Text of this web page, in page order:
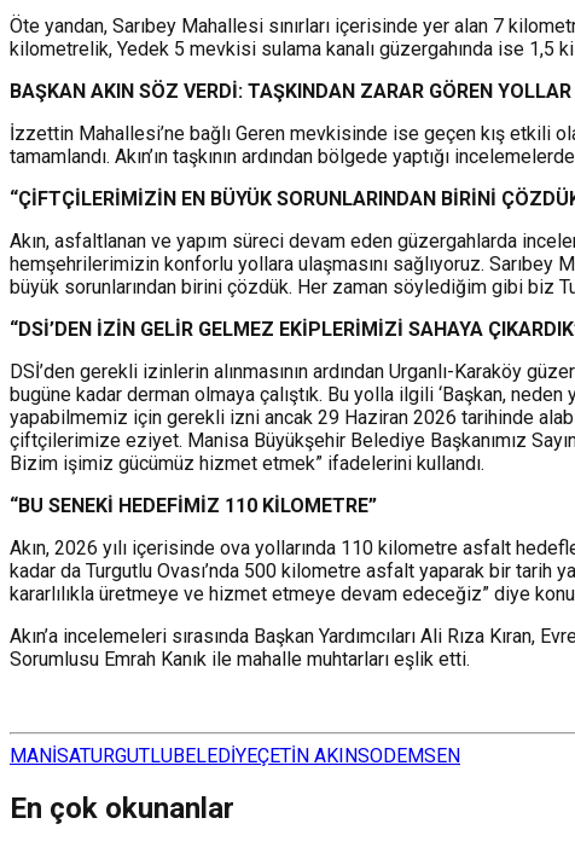
Öte yandan, Sarıbey Mahallesi sınırları içerisinde yer alan 7
kilometrelik, Yedek 5 mevkisi sulama kanalı güzergahında ise 1,5
BAŞKAN AKIN SÖZ VERDİ: TAŞKINDAN ZARAR GÖREN
İzzettin Mahallesi’ne bağlı Geren mevkisinde ise geçen kış etkili
tamamlandı. Akın’ın taşkının ardından bölgede yaptığı
“ÇİFTÇİLERİMİZİN EN BÜYÜK SORUNLARINDAN BİRİNİ
Akın, asfaltlanan ve yapım süreci devam eden güzergahlarda
hemşehrilerimizin konforlu yollara ulaşmasını sağlıyoruz.
büyük sorunlarından birini çözdük. Her zaman söylediğim gibi biz
“DSİ’DEN İZİN GELİR GELMEZ EKİPLERİMİZİ SAHAYA
DSİ’den gerekli izinlerin alınmasının ardından Urganlı-Karaköy
bugüne kadar derman olmaya çalıştık. Bu yolla ilgili ‘Başkan,
yapabilmemiz için gerekli izni ancak 29 Haziran 2026 tarihinde
çiftçilerimize eziyet. Manisa Büyükşehir Belediye Başkanımız
Bizim işimiz gücümüz hizmet etmek” ifadelerini kullandı.
“BU SENEKİ HEDEFİMİZ 110 KİLOMETRE”
Akın, 2026 yılı içerisinde ova yollarında 110 kilometre asfalt
kadar da Turgutlu Ovası’nda 500 kilometre asfalt yaparak bir tarih
kararlılıkla üretmeye ve hizmet etmeye devam edeceğiz” diye
Akın’a incelemeleri sırasında Başkan Yardımcıları Ali Rıza
Sorumlusu Emrah Kanık ile mahalle muhtarları eşlik etti.
MANİSATURGUTLUBELEDİYEÇETİN AKINSODEMSEN
En çok okunanlar